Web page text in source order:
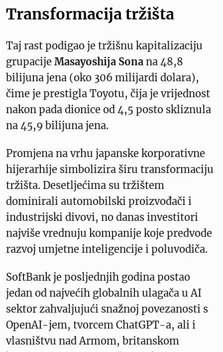
Transformacija tržišta
Taj rast podigao je tržišnu kapitalizaciju
grupacije Masayoshija Sona na 48,8
bilijuna jena (oko 306 milijardi dolara),
čime je prestigla Toyotu, čija je vrijednost
nakon pada dionice od 4,5 posto skliznula
na 45,9 bilijuna jena.
Promjena na vrhu japanske korporativne
hijerarhije simbolizira širu transformaciju
tržišta. Desetljećima su tržištem
dominirali automobilski proizvođači i
industrijski divovi, no danas investitori
najviše vrednuju kompanije koje predvode
razvoj umjetne inteligencije i poluvodiča.
SoftBank je posljednjih godina postao
jedan od najvećih globalnih ulagača u AI
sektor zahvaljujući snažnoj povezanosti s
OpenAI-jem, tvorcem ChatGPT-a, ali i
vlasništvu nad Armom, britanskom